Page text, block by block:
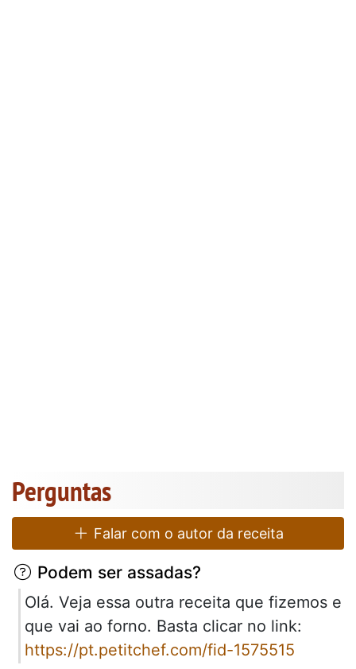
Perguntas
Falar com o autor da receita
Podem ser assadas?
Olá. Veja essa outra receita que fizemos e
que vai ao forno. Basta clicar no link:
https://pt.petitchef.com/fid-1575515